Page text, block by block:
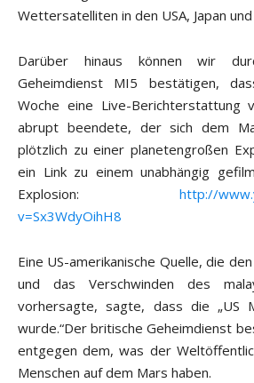
Wettersatelliten in den USA, Japan
Darüber hinaus können wir
Geheimdienst MI5 bestätigen,
Woche eine Live-Berichterstattung
abrupt beendete, der sich dem
plötzlich zu einer planetengroßen
ein Link zu einem unabhängig
Explosion: http://
v=Sx3WdyOihH8
Eine US-amerikanische Quelle, die
und das Verschwinden des
vorhersagte, sagte, dass die „US
wurde.“Der britische Geheimdienst
entgegen dem, was der
Menschen auf dem Mars haben.